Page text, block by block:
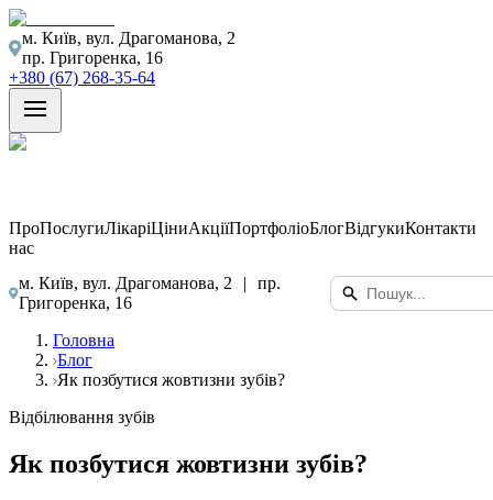
м. Київ, вул. Драгоманова, 2
пр. Григоренка, 16
+380 (67) 268-35-64
Про
нас
ПослугиЛікаріЦіниАкціїПортфоліоБлогВідгукиКонтакти
м. Київ, вул. Драгоманова, 2 |
пр.
Григоренка, 16
Головна
Блог
Як позбутися жовтизни зубів?
Відбілювання зубів
Як позбутися жовтизни зубів?